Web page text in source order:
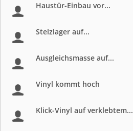
Haustür-Einbau vor...
Stelzlager auf...
Ausgleichsmasse auf...
Vinyl kommt hoch
Klick-Vinyl auf verklebtem...